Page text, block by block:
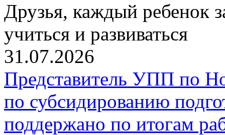
Друзья, каждый ребенок
учиться и развиваться
31.07.2026
Представитель УПП по
по субсидированию
поддержано по итогам